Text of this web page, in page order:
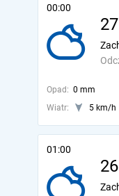
00:00
Opad: 0 mm
Wiatr:
5 km/h
01:00